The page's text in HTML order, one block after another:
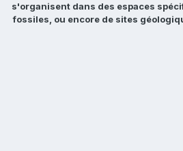
s'organisent dans des espaces
fossiles, ou encore de sites